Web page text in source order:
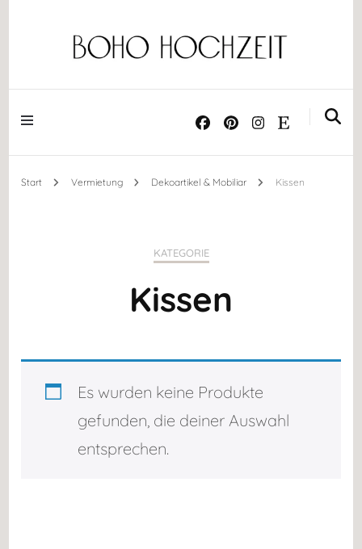
BOHO HOCHZEIT
Start Vermietung Dekoartikel & Mobiliar Kissen
KATEGORIE
Kissen
Es wurden keine Produkte
gefunden, die deiner Auswahl
entsprechen.